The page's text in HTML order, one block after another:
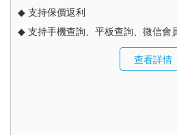
◆ 支持保價返利
◆ 支持手機查詢、平板查詢、微信會
查看詳情